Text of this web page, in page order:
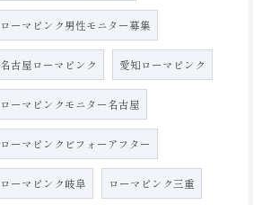
ローマピンク男性モニター募集
名古屋ローマピンク 愛知ローマピンク
ローマピンクモニター名古屋
ローマピンクビフォーアフター
ローマピンク岐阜 ローマピンク三重